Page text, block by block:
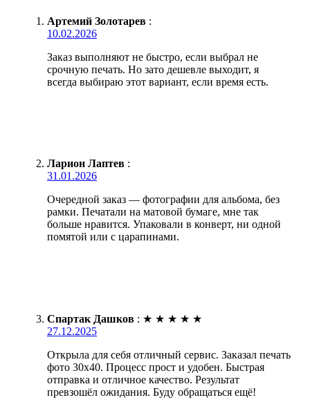
Артемий Золотарев :
10.02.2026
Заказ выполняют не быстро, если выбрал не
срочную печать. Но зато дешевле выходит, я
всегда выбираю этот вариант, если время есть.
Ларион Лаптев :
31.01.2026
Очередной заказ — фотографии для альбома, без
рамки. Печатали на матовой бумаге, мне так
больше нравится. Упаковали в конверт, ни одной
помятой или с царапинами.
Спартак Дашков : ★ ★ ★ ★ ★
27.12.2025
Открыла для себя отличный сервис. Заказал печать
фото 30х40. Процесс прост и удобен. Быстрая
отправка и отличное качество. Результат
превзошёл ожидания. Буду обращаться ещё!